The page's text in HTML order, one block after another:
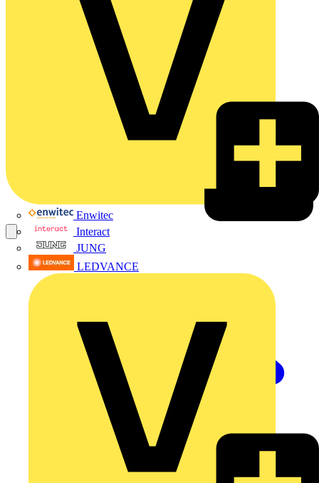
Enwitec
Interact
JUNG
LEDVANCE